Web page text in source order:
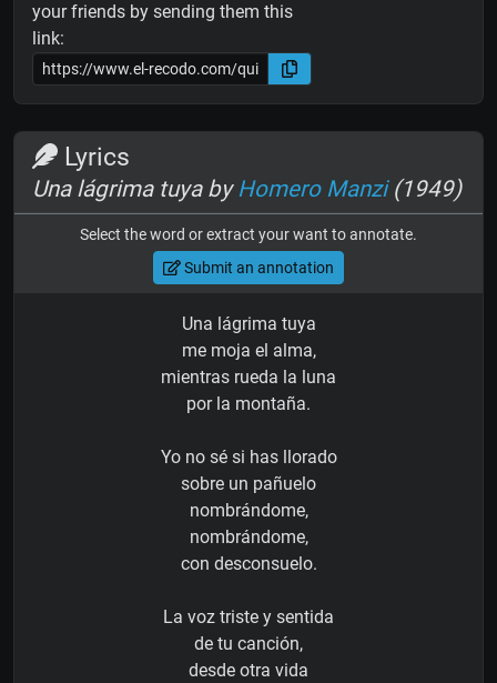
your friends by sending them this
link:
Lyrics
Una lágrima tuya byHomero Manzi(1949)
Select the word or extract your want to annotate.
Submit an annotation
Una lágrima tuya
me moja el alma,
mientras rueda la luna
por la montaña.
Yo no sé si has llorado
sobre un pañuelo
nombrándome,
nombrándome,
con desconsuelo.
La voz triste y sentida
de tu canción,
desde otra vida